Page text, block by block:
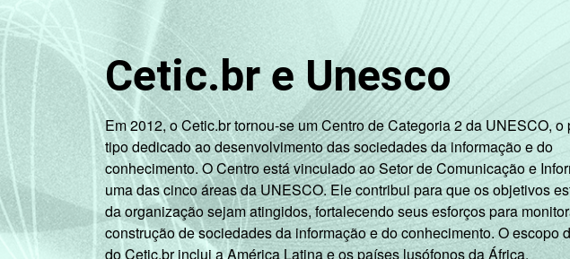
Cetic.br e Unesco
Em 2012, o Cetic.br tornou-se um Centro de Categoria 2 da UNESCO, o
tipo dedicado ao desenvolvimento das sociedades da informação e do
conhecimento. O Centro está vinculado ao Setor de Comunicação e
uma das cinco áreas da UNESCO. Ele contribui para que os objetivos
da organização sejam atingidos, fortalecendo seus esforços para
construção de sociedades da informação e do conhecimento. O escopo
do Cetic.br inclui a América Latina e os países lusófonos da África.